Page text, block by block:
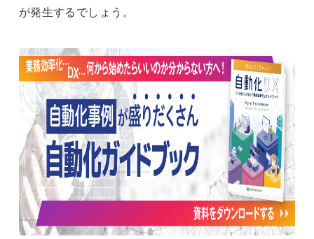
が発生するでしょう。